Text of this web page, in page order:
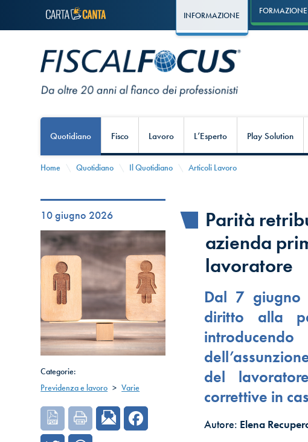
INFORMAZIONE FORMAZIONE
Quotidiano Fisco Lavoro L’Esperto Play Solution
Home Quotidiano Il Quotidiano Articoli Lavoro
10 giugno 2026
Categorie:
Previdenza e lavoro > Varie
Parità
azienda
lavoratore
Dal 7
diritto alla
del
correttive in
Autore: Elena